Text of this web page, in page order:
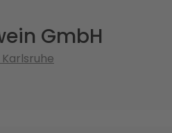
GmbH
Karlsruhe